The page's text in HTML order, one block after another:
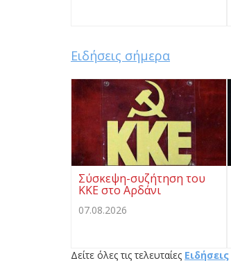
Ειδήσεις σήμερα
Σύσκεψη-συζήτηση του
ΚΚΕ στο Αρδάνι
07.08.2026
Δείτε όλες τις τελευταίες Ειδήσεις